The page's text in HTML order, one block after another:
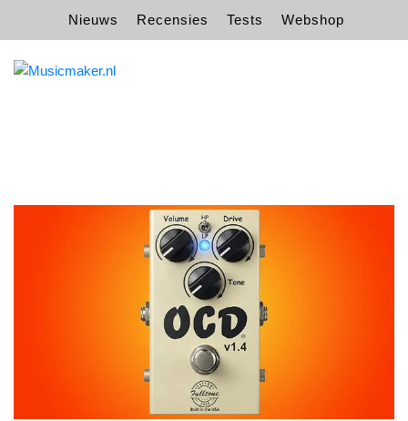
Nieuws Recensies Tests Webshop